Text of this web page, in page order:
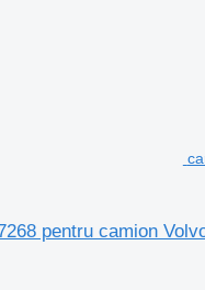
pentru camion